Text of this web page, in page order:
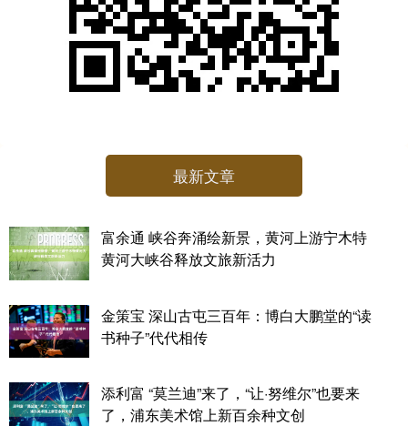
最新文章
富余通 峡谷奔涌绘新景，黄河上游宁木特
黄河大峡谷释放文旅新活力
金策宝 深山古屯三百年：博白大鹏堂的“读
书种子”代代相传
添利富 “莫兰迪”来了，“让·努维尔”也要来
了，浦东美术馆上新百余种文创